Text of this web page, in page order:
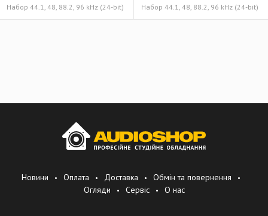
Набор 44.1, 48, 88.2, 96 kHz (24-bit) Набор 44.1, 48, 88.2, 96 kHz (24-bit)
Новини Оплата Доставка
Обмін та повернення
Огляди
Сервіс О нас